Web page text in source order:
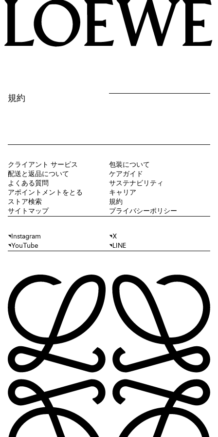
LOEWE
規約
クライアント サービス
配送と返品について
よくある質問
アポイントメントをとる
ストア検索
サイトマップ
包装について
ケアガイド
サステナビリティ
キャリア
規約
プライバシーポリシー
Instagram
X
YouTube
LINE